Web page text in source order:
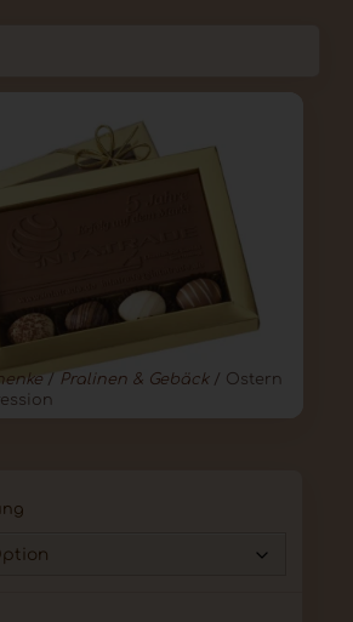
/ Pralinen & Gebäck/ Ostern